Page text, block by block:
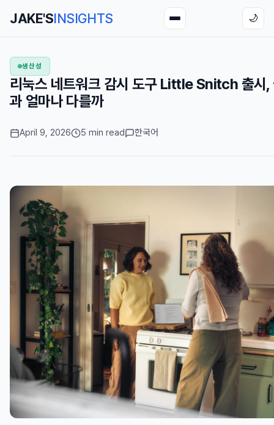
JAKE'SINSIGHTS 🌙
생산성
리눅스 네트워크 감시 도구 Little Snitch 출시,
과 얼마나 다를까
April 9, 2026 5 min read 한국어